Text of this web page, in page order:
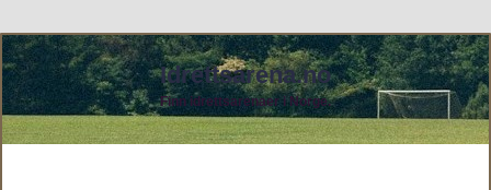
Idrettsarena.no
Finn idrettsarenaer i Norge.